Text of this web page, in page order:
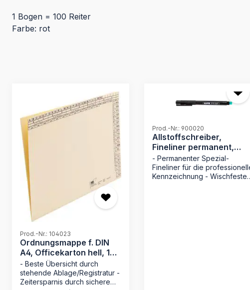
1 Bogen = 100 Reiter
Farbe: rot
Produktgalerie überspringen
Prod.-Nr.: 104023
Ordnungsmappe f. DIN
A4, Officekarton hell, 170
g/qm
- Beste Übersicht durch
stehende Ablage/Registratur -
Zeitersparnis durch sichere
Prod.-Nr.: 900020
Allstoffschreiber,
Fineliner permanent,
schwarz
- Permanenter Spezial-
Fineliner für die
Kennzeichnung - Wischfeste